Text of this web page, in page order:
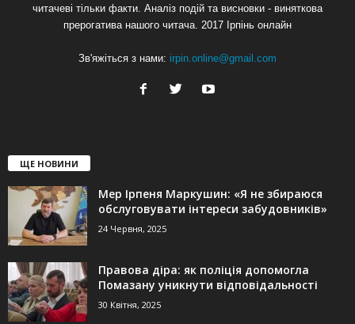
читачеві тільки факти. Аналіз подій та висновки - виняткова
прерогатива нашого читача. 2017 Ірпінь онлайн
Зв'яжіться з нами: irpin.online@gmail.com
ЩЕ НОВИНИ
Мер Ірпеня Маркушин: «Я не збираюся
обслуговувати інтереси забудовників»
24 Червня, 2025
Правова діра: як поліція допомогла
Помазану уникнути відповідальності
30 Квітня, 2025